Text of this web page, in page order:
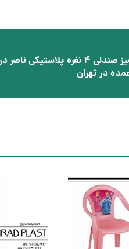
قیمت میز صندلی ۴ نفره پلاستیکی ناصر
در تهران